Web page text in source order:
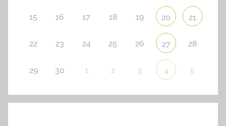
15 16 17 18 19 20 21
22 23 24 25 26 27 28
29 30 1 2 3 4 5